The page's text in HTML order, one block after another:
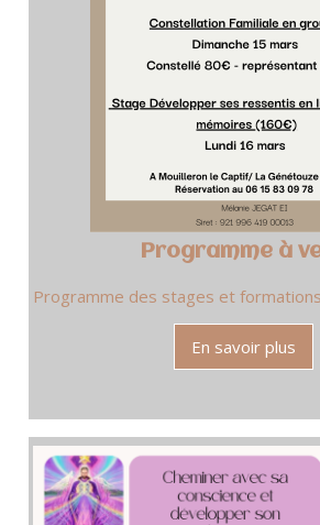
Programme à
Programme des stages et formations
En savoir plus